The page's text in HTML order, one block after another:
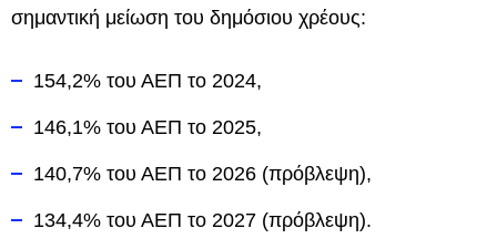
σημαντική μείωση του δημόσιου χρέους:
154,2% του ΑΕΠ το 2024,
146,1% του ΑΕΠ το 2025,
140,7% του ΑΕΠ το 2026 (πρόβλεψη),
134,4% του ΑΕΠ το 2027 (πρόβλεψη).